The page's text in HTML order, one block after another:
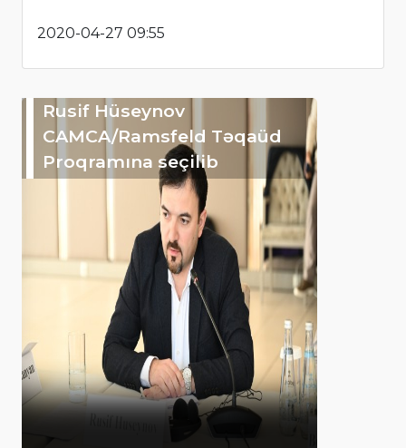
2020-04-27 09:55
Rusif Hüseynov
CAMCA/Ramsfeld Təqaüd
Proqramına seçilib